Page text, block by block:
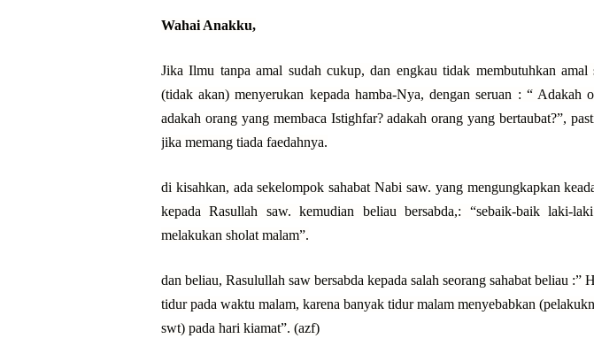
Wahai Anakku,
Jika Ilmu tanpa amal sudah cukup, dan engkau tidak membutuhkan
(tidak akan) menyerukan kepada hamba-Nya, dengan seruan : “ Adakah
adakah orang yang membaca Istighfar? adakah orang yang bertaubat?”,
jika memang tiada faedahnya.
di kisahkan, ada sekelompok sahabat Nabi saw. yang mengungkapkan
kepada Rasullah saw. kemudian beliau bersabda,: “sebaik-baik laki-
melakukan sholat malam”.
dan beliau, Rasulullah saw bersabda kepada salah seorang sahabat beliau :”
tidur pada waktu malam, karena banyak tidur malam menyebabkan
swt) pada hari kiamat”. (azf)